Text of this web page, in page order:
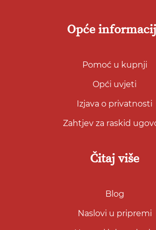
Opće
Pomoć u kupnji
Opći uvjeti
Izjava o privatnosti
Zahtjev za raskid
Čitaj više
Blog
Naslovi u pripremi